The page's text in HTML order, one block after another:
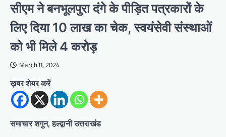
सीएम ने बनभूलपुरा दंगे के पीड़ित पत्रकारों के
लिए दिया 10 लाख का चेक, स्वयंसेवी संस्थाओं
को भी मिले 4 करोड़
March 8, 2024
ख़बर शेयर करें
समाचार शगुन, हल्द्वानी उत्तराखंड